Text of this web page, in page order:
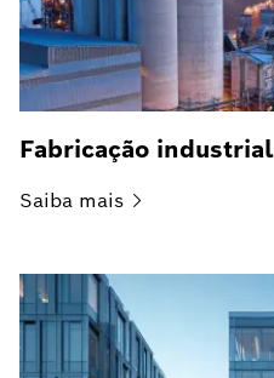
Fabricação industrial
Saiba mais